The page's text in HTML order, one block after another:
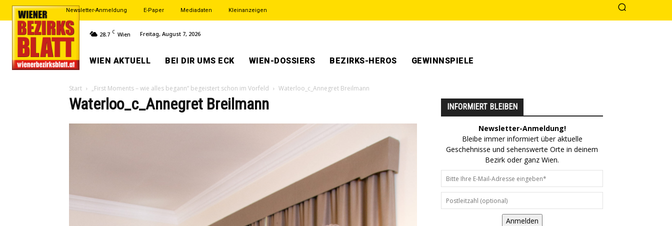
Newsletter-Anmeldung E-Paper Mediadaten Kleinanzeigen
28.7 C Wien Freitag, August 7, 2026
WIEN AKTUELL BEI DIR UMS ECK WIEN-DOSSIERS BEZIRKS-HEROS GEWINNSPIELE
Start „First Moments – wie alles begann“ begeistert schon im Vorfeld Waterloo_c_Annegret Breilmann
Waterloo_c_Annegret Breilmann INFORMIERT BLEIBEN
Newsletter-Anmeldung!
Bleibe immer informiert über aktuelle
Geschehnisse und sehenswerte Orte in deinem
Bezirk oder ganz Wien.
Anmelden